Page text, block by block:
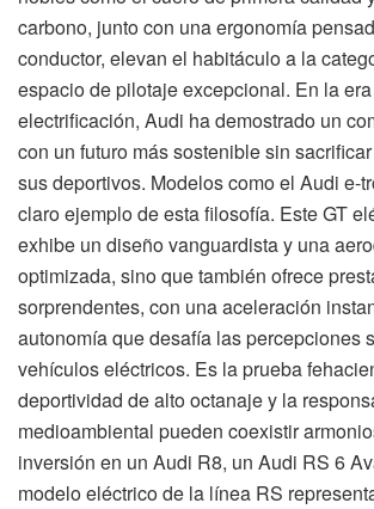
carbono, junto con una ergonomía
conductor, elevan el habitáculo a la
espacio de pilotaje excepcional. En la
electrificación, Audi ha demostrado un
con un futuro más sostenible sin
sus deportivos. Modelos como el Audi e-
claro ejemplo de esta filosofía. Este GT
exhibe un diseño vanguardista y una
optimizada, sino que también ofrece
sorprendentes, con una aceleración
autonomía que desafía las percepciones
vehículos eléctricos. Es la prueba
deportividad de alto octanaje y la
medioambiental pueden coexistir
inversión en un Audi R8, un Audi RS 6
modelo eléctrico de la línea RS